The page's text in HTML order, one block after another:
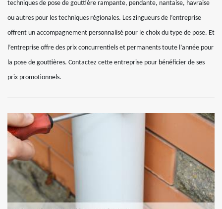
techniques de pose de gouttière rampante, pendante, nantaise, havraise
ou autres pour les techniques régionales. Les zingueurs de l’entreprise
offrent un accompagnement personnalisé pour le choix du type de pose. Et
l’entreprise offre des prix concurrentiels et permanents toute l’année pour
la pose de gouttières. Contactez cette entreprise pour bénéficier de ses
prix promotionnels.